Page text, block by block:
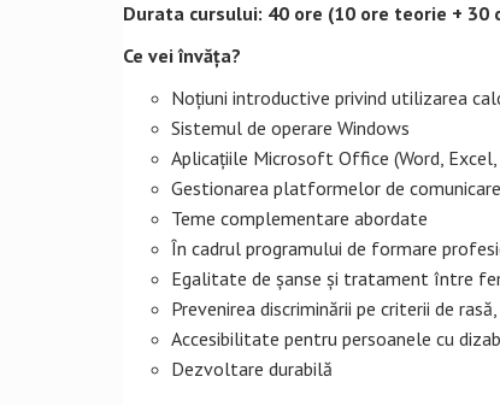
Durata cursului: 40 ore (10 ore teorie + 30
Ce vei învăța?
Noțiuni introductive privind utilizarea
Sistemul de operare Windows
Aplicațiile Microsoft Office (Word,
Gestionarea platformelor de
Teme complementare abordate
În cadrul programului de formare
Egalitate de șanse și tratament între
Prevenirea discriminării pe criterii de
Accesibilitate pentru persoanele cu
Dezvoltare durabilă